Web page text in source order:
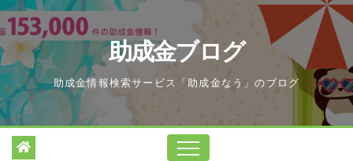
Skip
to
content
助成金ブログ
助成金情報検索サービス「助成金なう」のブログ